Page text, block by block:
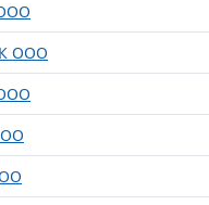
ООО